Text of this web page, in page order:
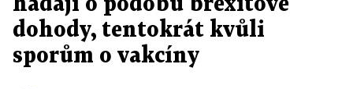
hádají o podobu brexitové
dohody, tentokrát kvůli
sporům o vakcíny